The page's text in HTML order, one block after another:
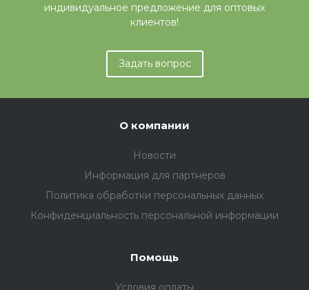
индивидуальное предложение для оптовых
клиентов!
Задать вопрос
О компании
Новости
Информация для партнеров
Политика обработки персональных данных
Конфиденциальность персональной информации
Помощь
Условия оплаты